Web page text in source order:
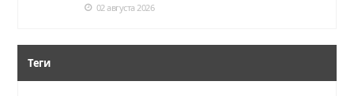
02 августа 2026
Теги